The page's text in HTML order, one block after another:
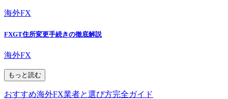
海外FX
FXGT住所変更手続きの徹底解説
海外FX
もっと読む
おすすめ海外FX業者と選び方完全ガイド